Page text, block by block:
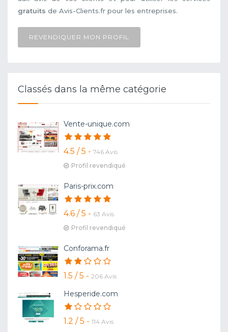
gratuits de Avis-Clients.fr pour les entreprises.
REVENDIQUER MON PROFIL
Classés dans la même catégorie
Vente-unique.com
4.5 / 5 - 746 Avis
Profil revendiqué
Paris-prix.com
4.6 / 5 - 63 Avis
Profil revendiqué
Conforama.fr
1.5 / 5 - 206 Avis
Hesperide.com
1.2 / 5 - 114 Avis